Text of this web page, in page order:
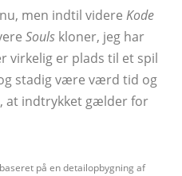
men indtil videre Kode
Souls kloner, jeg har
virkelig er plads til et spil
stadig være værd tid og
at indtrykket gælder for
på en detailopbygning af